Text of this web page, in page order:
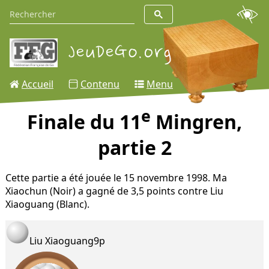
Accueil Contenu Menu
Finale du 11e Mingren,
partie 2
Cette partie a été jouée le 15 novembre 1998. Ma
Xiaochun (Noir) a gagné de 3,5 points contre Liu
Xiaoguang (Blanc).
Liu Xiaoguang9p